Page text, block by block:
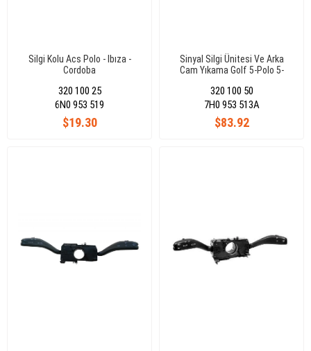
Silgi Kolu Acs Polo - Ibıza -
Cordoba
320 100 25
$19.30
6N0 953 519
Sinyal Silgi Ünitesi Ve Arka
Cam Yıkama Golf 5-Polo 5-
320 100 50
$83.92
7H0 953 513A